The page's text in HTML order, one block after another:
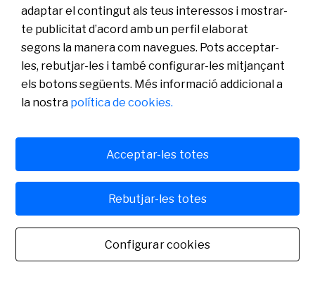
Coneix-nos
Sala de Premsa
Actualitat
Pla de Pensions d’Ocupació Banc Sabadell
Banco de Sabadell, S.A., Plaça de Sant Roc, núm. 20, 08201 Sabadell, inscrit en el Registre
Mercantil de Barcelona, tom/I.R.U.S. 1000152932861, foli 873, full B-1561, NIF
A08000143. Entitat de crèdit sotmesa a la supervisió del Banc d'Espanya i inscrita en el
adaptar el contingut als teus interessos i mostrar-
te publicitat d’acord amb un perfil elaborat
segons la manera com navegues. Pots acceptar-
les, rebutjar-les i també configurar-les mitjançant
els botons següents. Més informació addicional a
la nostra política de cookies.
Configurar cookies
Rebutjar-les totes
Acceptar-les totes